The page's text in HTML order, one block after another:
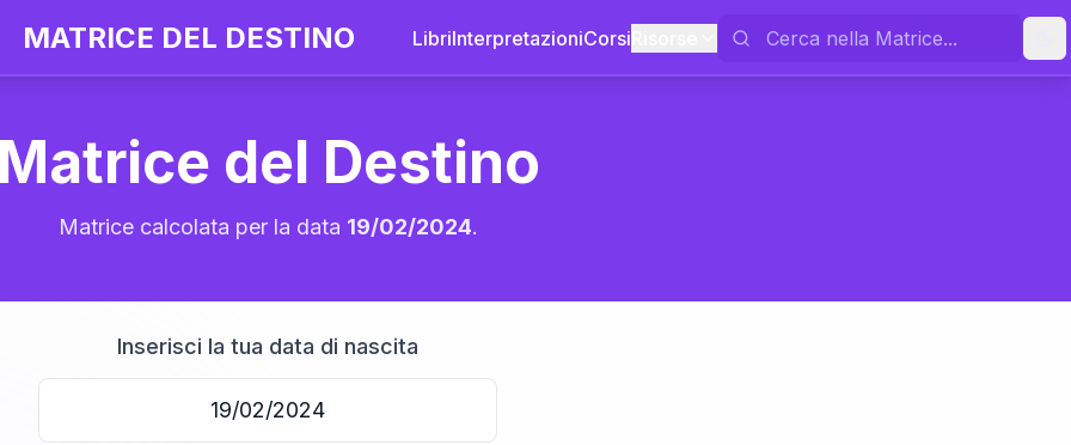
MATRICE DEL DESTINO LibriInterpretazioniCorsi
Matrice del Destino
Matrice calcolata per la data 19/02/2024.
Inserisci la tua data di nascita